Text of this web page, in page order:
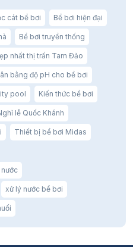
cát bể bơi Bể bơi hiện đại
Bể bơi truyền thống
nhất thị trấn Tam Đảo
bằng độ pH cho bể bơi
pool Kiến thức bể bơi
lễ Quốc Khánh
Thiết bị bể bơi Midas
xử lý nước bể bơi